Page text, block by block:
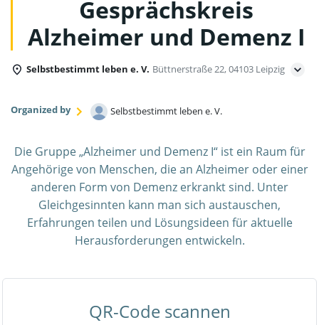
Gesprächskreis
Alzheimer und Demenz I
Selbstbestimmt leben e. V. Büttnerstraße 22, 04103 Leipzig
Organized by Selbstbestimmt leben e. V.
Die Gruppe „Alzheimer und Demenz I“ ist ein Raum für
Angehörige von Menschen, die an Alzheimer oder einer
anderen Form von Demenz erkrankt sind. Unter
Gleichgesinnten kann man sich austauschen,
Erfahrungen teilen und Lösungsideen für aktuelle
Herausforderungen entwickeln.
QR-Code scannen